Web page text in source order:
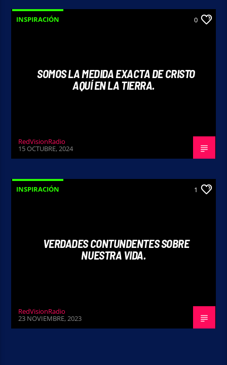
INSPIRACIÓN 0
SOMOS LA MEDIDA EXACTA DE CRISTO
AQUÍ EN LA TIERRA.
RedVisionRadio
15 OCTUBRE, 2024
INSPIRACIÓN 1
VERDADES CONTUNDENTES SOBRE
NUESTRA VIDA.
RedVisionRadio
23 NOVIEMBRE, 2023